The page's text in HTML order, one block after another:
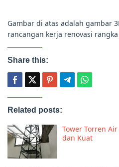
Gambar di atas adalah gambar
rancangan kerja renovasi
Share this:
Related posts:
Tower Torren
dan Kuat